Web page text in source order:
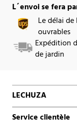
L´envoi se fera
Le délai
ouvrables
Expédition
de jardin
LECHUZA
Service clientèle